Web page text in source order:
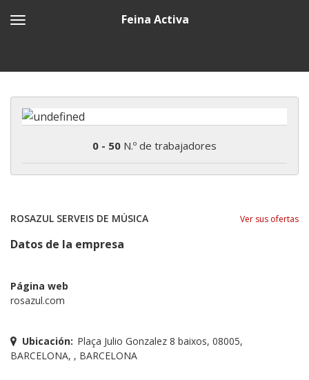
Feina Activa
0 - 50 N.º de trabajadores
ROSAZUL SERVEIS DE MÚSICA Ver sus ofertas
Datos de la empresa
Página web
rosazul.com
Ubicación: Plaça Julio Gonzalez 8 baixos, 08005,
BARCELONA, , BARCELONA